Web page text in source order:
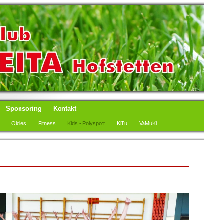
Sponsoring Kontakt
Oldies Fitness Kids - Polysport KiTu VaMuKi